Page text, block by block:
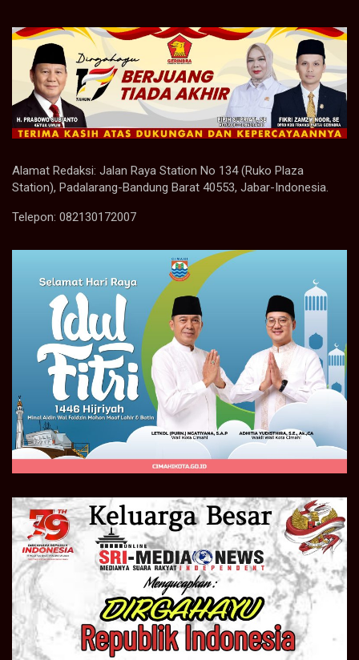
Alamat Redaksi: Jalan Raya Station No 134 (Ruko Plaza
Station), Padalarang-Bandung Barat 40553, Jabar-Indonesia.
Telepon: 082130172007